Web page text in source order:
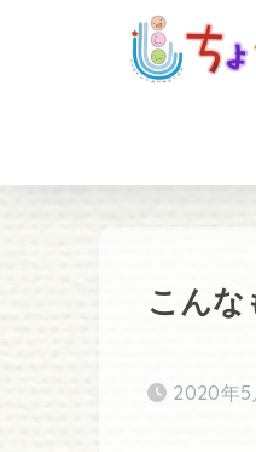
こん
2020年5